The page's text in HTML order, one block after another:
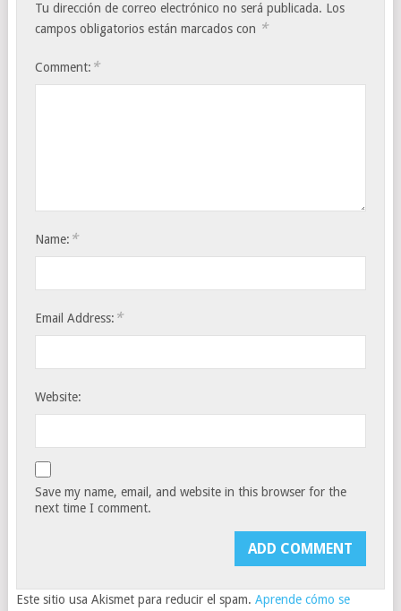
Tu dirección de correo electrónico no será publicada. Los
campos obligatorios están marcados con *
Comment: *
Name: *
Email Address: *
Website:
Save my name, email, and website in this browser for the
next time I comment.
Este sitio usa Akismet para reducir el spam. Aprende cómo se